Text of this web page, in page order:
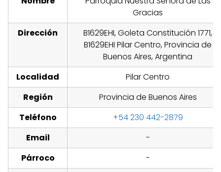
Gracias
Dirección
B1629EHI, Goleta Constitución 1771,
B1629EHI Pilar Centro, Provincia de
Buenos Aires, Argentina
Localidad
Pilar Centro
Región
Provincia de Buenos Aires
Teléfono
+54 230 442-2879
Email
-
Párroco
-